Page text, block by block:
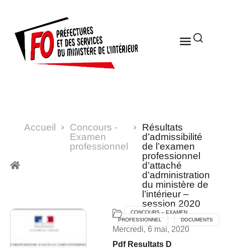
Accueil
Concours -
Examen
professionnel
Résultats
d’admissibilité
de l’examen
professionnel
d’attaché
d’administration
du ministère de
l’intérieur –
session 2020
CONCOURS – EXAMEN
PROFESSIONNEL
DOCUMENTS
Mercredi, 6 mai, 2020
Pdf Resultats D